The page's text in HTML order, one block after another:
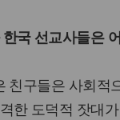
국 선교사들은
친구들은 사회적
한 도덕적 잣대